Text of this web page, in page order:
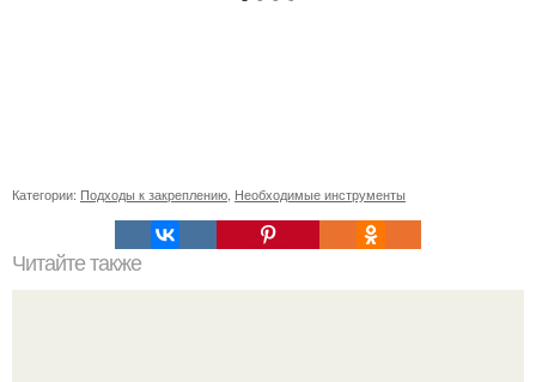
Категории: Подходы к закреплению Необходимые инструменты
Читайте также